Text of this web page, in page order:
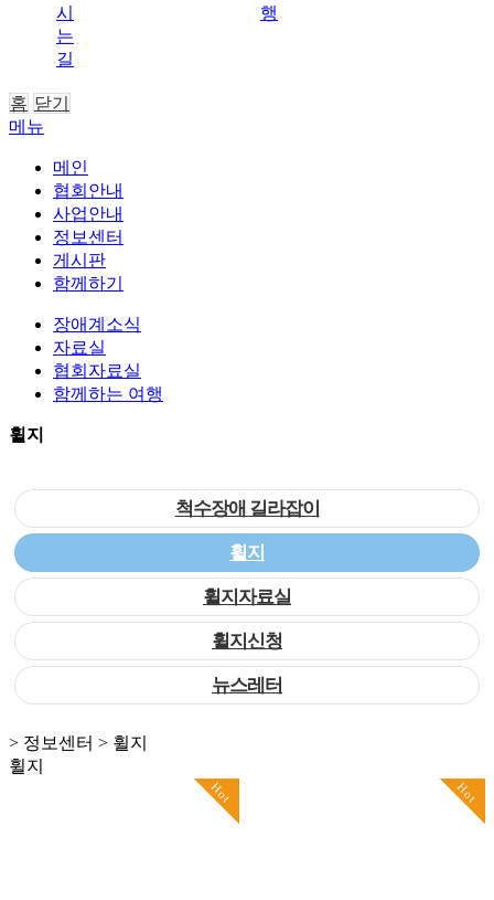
시
는
길
행
홈 닫기
메뉴
메인
협회안내
사업안내
정보센터
게시판
함께하기
장애계소식
자료실
협회자료실
함께하는 여행
휠지
척수장애 길라잡이
휠지
휠지자료실
휠지신청
뉴스레터
> 정보센터 > 휠지
휠지
Hot Hot